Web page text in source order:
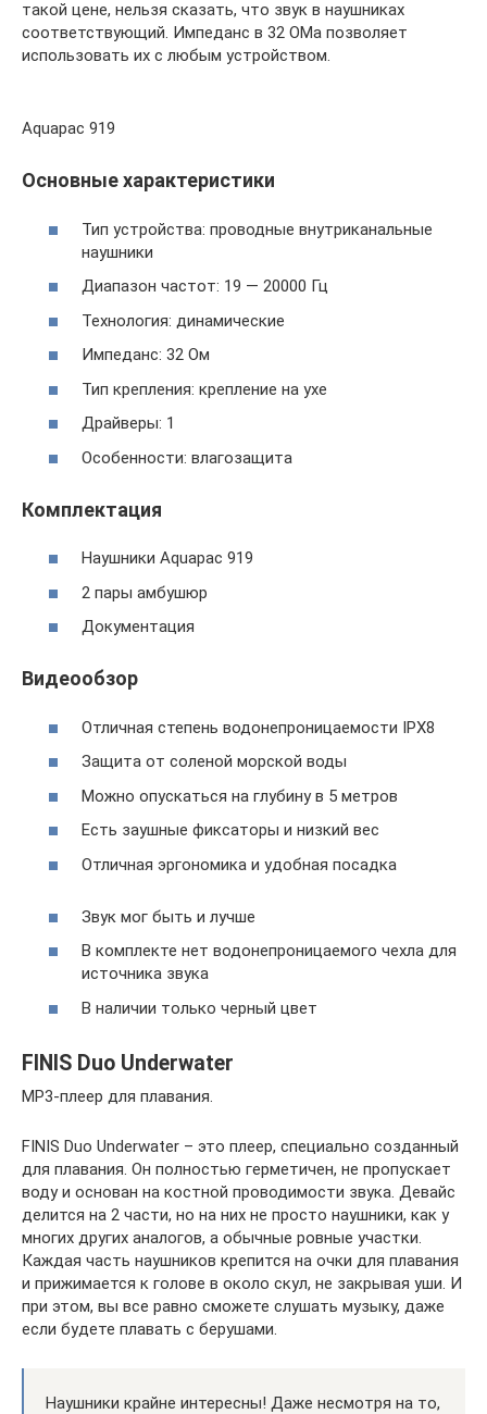
такой цене, нельзя сказать, что звук в наушниках
соответствующий. Импеданс в 32 ОМа позволяет
использовать их с любым устройством.
Aquapac 919
Основные характеристики
Тип устройства: проводные внутриканальные
наушники
Диапазон частот: 19 — 20000 Гц
Технология: динамические
Импеданс: 32 Ом
Тип крепления: крепление на ухе
Драйверы: 1
Особенности: влагозащита
Комплектация
Наушники Aquapac 919
2 пары амбушюр
Документация
Видеообзор
Отличная степень водонепроницаемости IPX8
Защита от соленой морской воды
Можно опускаться на глубину в 5 метров
Есть заушные фиксаторы и низкий вес
Отличная эргономика и удобная посадка
Звук мог быть и лучше
В комплекте нет водонепроницаемого чехла для
источника звука
В наличии только черный цвет
FINIS Duo Underwater
MP3-плеер для плавания.
FINIS Duo Underwater – это плеер, специально созданный
для плавания. Он полностью герметичен, не пропускает
воду и основан на костной проводимости звука. Девайс
делится на 2 части, но на них не просто наушники, как у
многих других аналогов, а обычные ровные участки.
Каждая часть наушников крепится на очки для плавания
и прижимается к голове в около скул, не закрывая уши. И
при этом, вы все равно сможете слушать музыку, даже
если будете плавать с берушами.
Наушники крайне интересны! Даже несмотря на то,